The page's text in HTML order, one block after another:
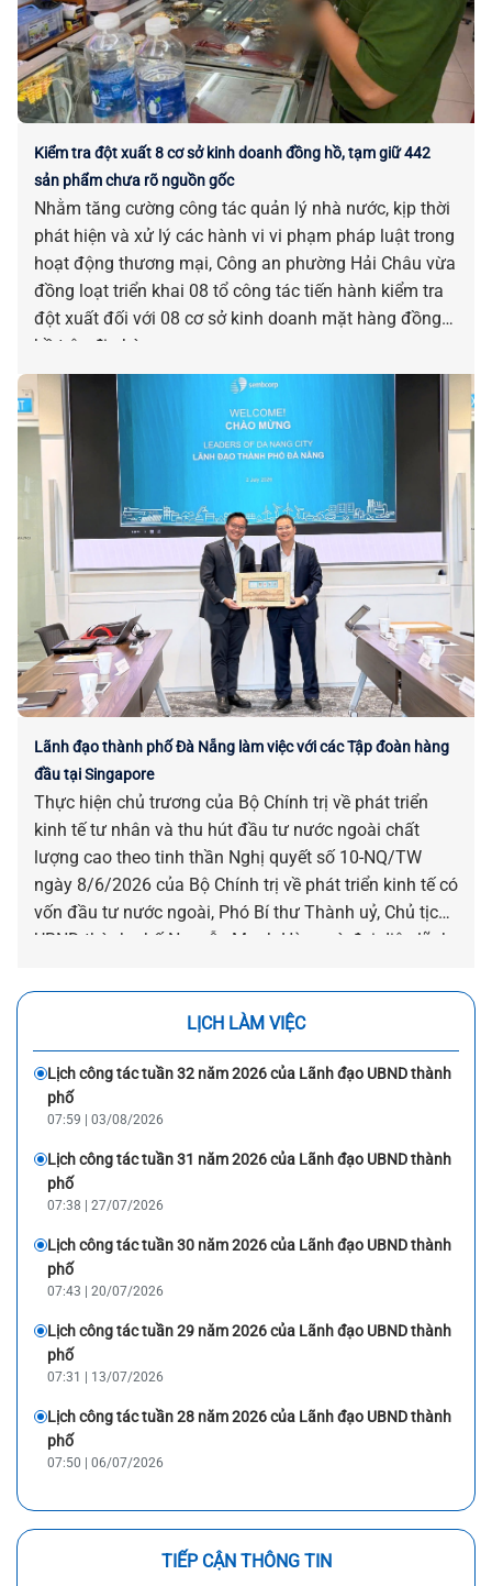
Kiểm tra đột xuất 8 cơ sở kinh doanh đồng hồ, tạm giữ 442
sản phẩm chưa rõ nguồn gốc
Nhằm tăng cường công tác quản lý nhà nước, kịp thời
phát hiện và xử lý các hành vi vi phạm pháp luật trong
hoạt động thương mại, Công an phường Hải Châu vừa
đồng loạt triển khai 08 tổ công tác tiến hành kiểm tra
đột xuất đối với 08 cơ sở kinh doanh mặt hàng đồng
hồ trên địa bàn.
Lãnh đạo thành phố Đà Nẵng làm việc với các Tập đoàn hàng
đầu tại Singapore
Thực hiện chủ trương của Bộ Chính trị về phát triển
kinh tế tư nhân và thu hút đầu tư nước ngoài chất
lượng cao theo tinh thần Nghị quyết số 10-NQ/TW
ngày 8/6/2026 của Bộ Chính trị về phát triển kinh tế có
vốn đầu tư nước ngoài, Phó Bí thư Thành uỷ, Chủ tịch
UBND thành phố Nguyễn Mạnh Hùng và đại diện lãnh
việc với các Tập đoàn hàng đầu tại Singapore trong
lĩnh vực hạ tầng công nghiệp, hạ tầng số và logistics.
LỊCH LÀM VIỆC
Lịch công tác tuần 32 năm 2026 của Lãnh đạo UBND thành
phố
07:59 | 03/08/2026
Lịch công tác tuần 31 năm 2026 của Lãnh đạo UBND thành
phố
07:38 | 27/07/2026
Lịch công tác tuần 30 năm 2026 của Lãnh đạo UBND thành
phố
07:43 | 20/07/2026
Lịch công tác tuần 29 năm 2026 của Lãnh đạo UBND thành
phố
07:31 | 13/07/2026
Lịch công tác tuần 28 năm 2026 của Lãnh đạo UBND thành
phố
07:50 | 06/07/2026
TIẾP CẬN THÔNG TIN